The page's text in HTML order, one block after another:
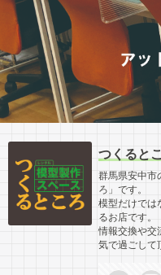
つくると
群馬県安中市
ろ」です。
模型だけでは
るお店です。
情報交換や交
気で過ごして